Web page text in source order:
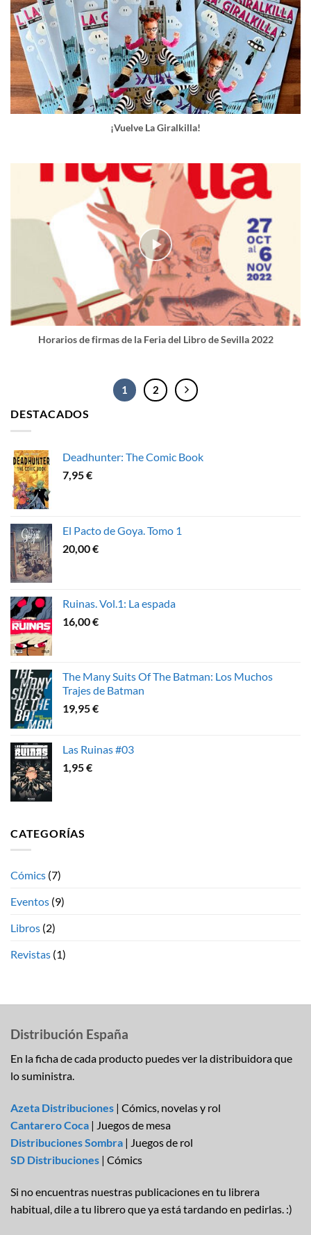
¡Vuelve La Giralkilla!
Horarios de firmas de la Feria del Libro de Sevilla 2022
1 2
DESTACADOS
Deadhunter: The Comic Book
7,95€
El Pacto de Goya. Tomo 1
20,00€
Ruinas. Vol.1: La espada
16,00€
The Many Suits Of The Batman: Los Muchos
Trajes de Batman
19,95€
Las Ruinas #03
1,95€
CATEGORÍAS
Cómics (7)
Eventos (9)
Libros (2)
Revistas (1)
Distribución España
En la ficha de cada producto puedes ver la distribuidora que
lo suministra.
Azeta Distribuciones | Cómics, novelas y rol
Cantarero Coca | Juegos de mesa
Distribuciones Sombra | Juegos de rol
SD Distribuciones | Cómics
Si no encuentras nuestras publicaciones en tu librera
habitual, dile a tu librero que ya está tardando en pedirlas. :)